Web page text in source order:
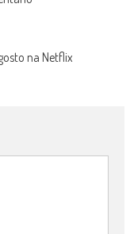
na Netflix